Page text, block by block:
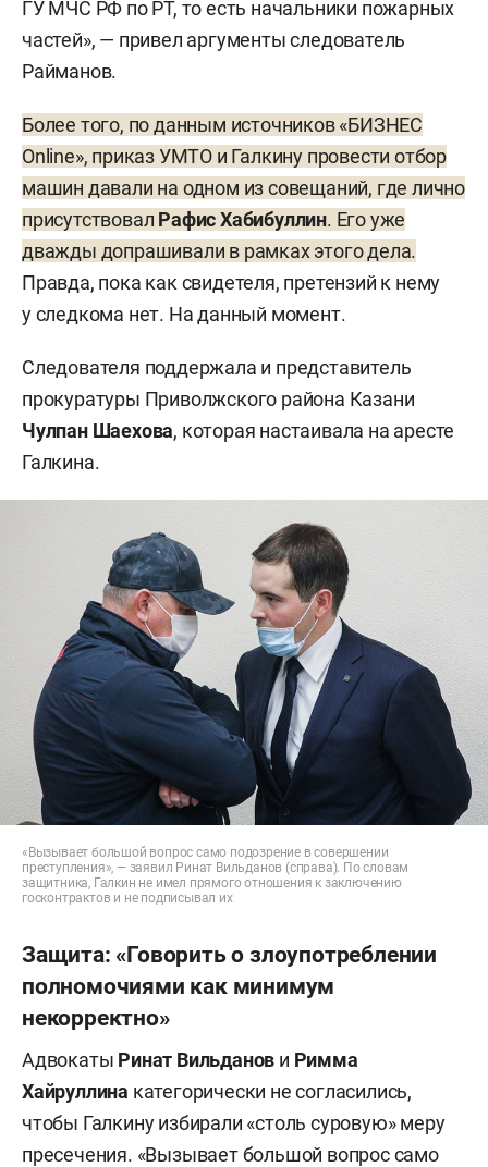
ГУ МЧС РФ по РТ, то есть начальники пожарных
частей», — привел аргументы следователь
Райманов.
Более того, по данным источников «БИЗНЕС
Online», приказ УМТО и Галкину провести отбор
машин давали на одном из совещаний, где лично
присутствовал Рафис Хабибуллин. Его уже
дважды допрашивали в рамках этого дела.
Правда, пока как свидетеля, претензий к нему
у следкома нет. На данный момент.
Следователя поддержала и представитель
прокуратуры Приволжского района Казани
Чулпан Шаехова, которая настаивала на аресте
Галкина.
«Вызывает большой вопрос само подозрение в совершении
преступления», — заявил Ринат Вильданов (справа). По словам
защитника, Галкин не имел прямого отношения к заключению
госконтрактов и не подписывал их
Защита: «Говорить о злоупотреблении
полномочиями как минимум
некорректно»
Адвокаты Ринат Вильданов и Римма
Хайруллина категорически не согласились,
чтобы Галкину избирали «столь суровую» меру
пресечения. «Вызывает большой вопрос само